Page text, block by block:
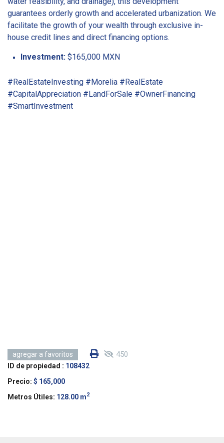
guarantees orderly growth and accelerated urbanization. We
facilitate the growth of your wealth through exclusive in-
house credit lines and direct financing options.
Investment: $165,000 MXN
#RealEstateInvesting #Morelia #RealEstate
#CapitalAppreciation #LandForSale #OwnerFinancing
#SmartInvestment
agregar a favoritos 450
ID de propiedad : 108432
Precio: $ 165,000
Metros Útiles: 128.00 m2